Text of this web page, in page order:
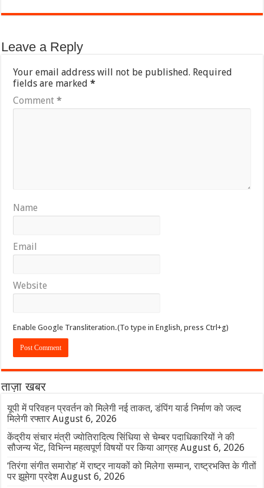
Leave a Reply
Your email address will not be published. Required
fields are marked*
Comment*
Name
Email
Website
Enable Google Transliteration.(To type in English, press Ctrl+g)
ताज़ा खबर
यूपी में परिवहन प्रवर्तन को मिलेगी नई ताकत, डंपिंग यार्ड निर्माण को जल्द
मिलेगी रफ्तार August 6, 2026
केंद्रीय संचार मंत्री ज्योतिरादित्य सिंधिया से चेम्बर पदाधिकारियों ने की
सौजन्य भेंट, विभिन्न महत्वपूर्ण विषयों पर किया आग्रह August 6, 2026
‘तिरंगा संगीत समारोह’ में राष्ट्र नायकों को मिलेगा सम्मान, राष्ट्रभक्ति के गीतों
पर झूमेगा प्रदेश August 6, 2026